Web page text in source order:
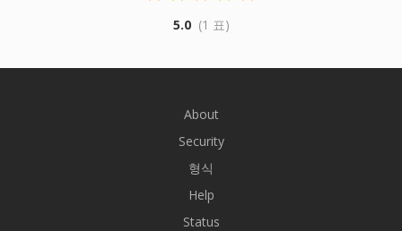
5.0 (1 표)
About
Security
형식
Help
Status